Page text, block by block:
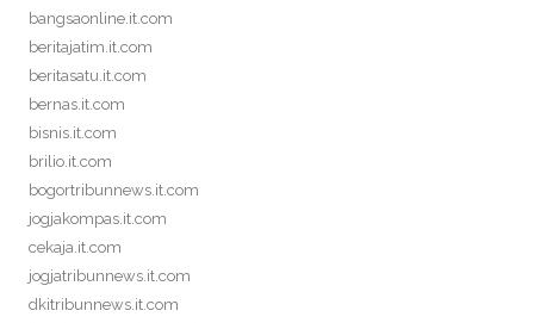
bangsaonline.it.com
beritajatim.it.com
beritasatu.it.com
bernas.it.com
bisnis.it.com
brilio.it.com
bogortribunnews.it.com
jogjakompas.it.com
cekaja.it.com
jogjatribunnews.it.com
dkitribunnews.it.com